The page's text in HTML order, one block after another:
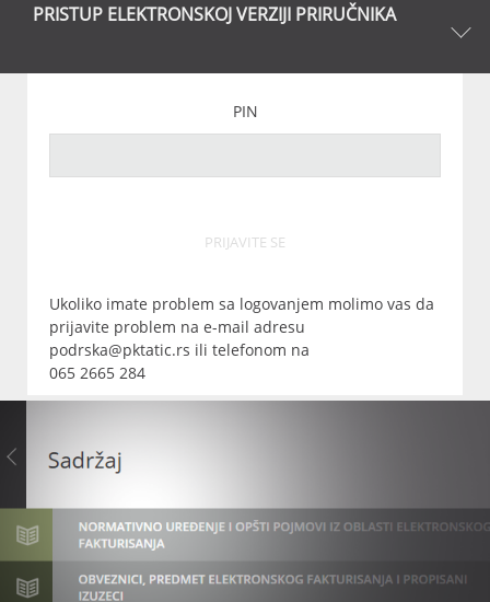
PRISTUP ELEKTRONSKOJ VERZIJI PRIRUČNIKA
PIN
PRIJAVITE SE
Ukoliko imate problem sa logovanjem molimo vas da
prijavite problem na e-mail adresu
podrska@pktatic.rs ili telefonom na
065 2665 284